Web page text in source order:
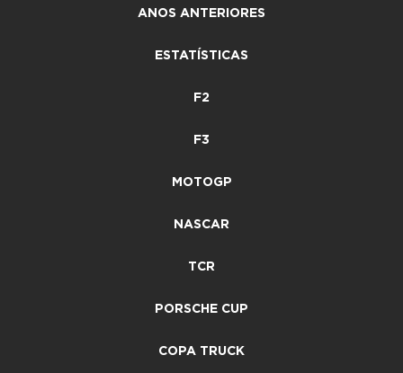
ANOS ANTERIORES
ESTATÍSTICAS
F2
F3
MOTOGP
NASCAR
TCR
PORSCHE CUP
COPA TRUCK